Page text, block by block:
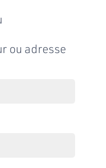
ou adresse